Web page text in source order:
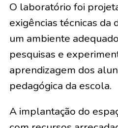
O laboratório foi
exigências técnicas da
um ambiente
pesquisas e
aprendizagem dos
pedagógica da escola.
A implantação do